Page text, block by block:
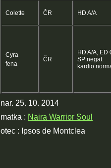
Colette ČR HD A/A
Cyra
fena
ČR
HD A/A, ED
SP negat.
kardio
nar. 25. 10. 2014
matka : Naira Warrior Soul
otec : Ipsos de Montclea